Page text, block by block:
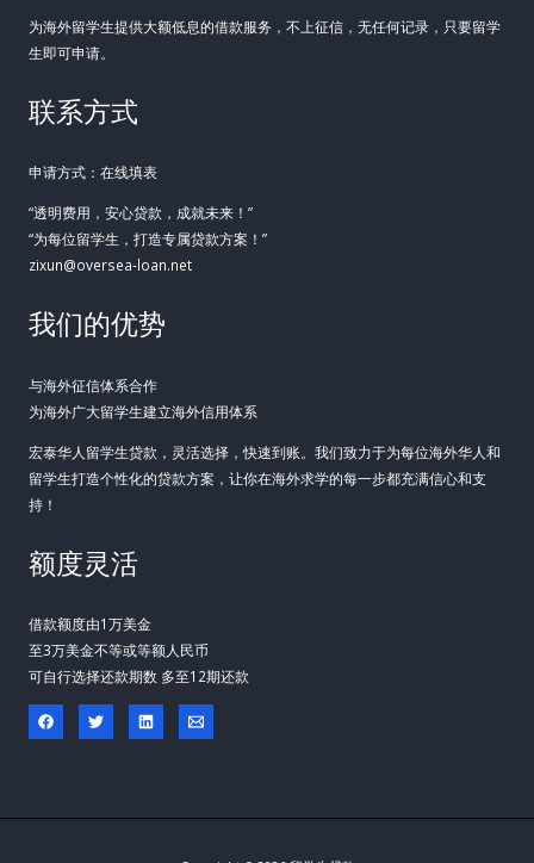
为海外留学生提供大额低息的借款服务，不上征信，无任何记录，只要留学
生即可申请。
联系方式
申请方式：在线填表
“透明费用，安心贷款，成就未来！”
“为每位留学生，打造专属贷款方案！”
zixun@oversea-loan.net
我们的优势
与海外征信体系合作
为海外广大留学生建立海外信用体系
宏泰华人留学生贷款，灵活选择，快速到账。我们致力于为每位海外华人和
留学生打造个性化的贷款方案，让你在海外求学的每一步都充满信心和支
持！
额度灵活
借款额度由1万美金
至3万美金不等或等额人民币
可自行选择还款期数 多至12期还款